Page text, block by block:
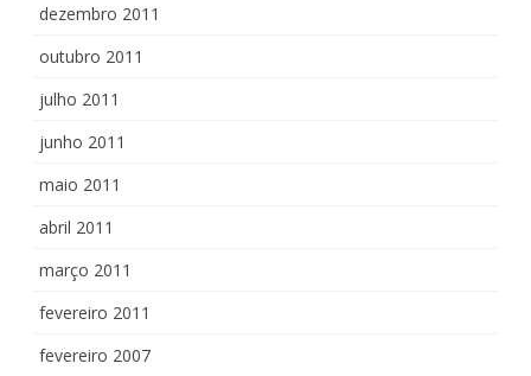
dezembro 2011
outubro 2011
julho 2011
junho 2011
maio 2011
abril 2011
março 2011
fevereiro 2011
fevereiro 2007